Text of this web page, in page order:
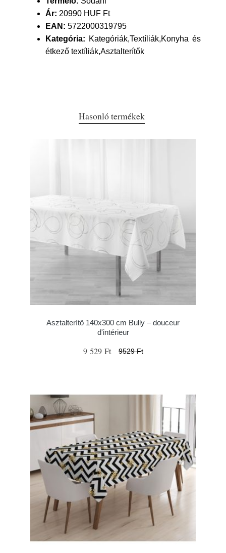
Ár: 20990 HUF Ft
EAN: 5722000319795
Kategória: Kategóriák,Textíliák,Konyha és
étkező textíliák,Asztalterítők
Hasonló termékek
Asztalterítő 140x300 cm Bully – douceur
d'intérieur
9 529 Ft 9529 Ft